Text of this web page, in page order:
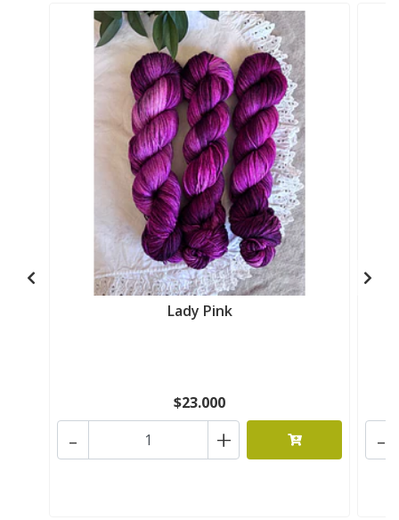
Lady Pink
$23.000
+
- -